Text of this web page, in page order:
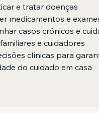
e tratar doenças
medicamentos e
casos crônicos e
e cuidadores
clínicas para
do cuidado em casa